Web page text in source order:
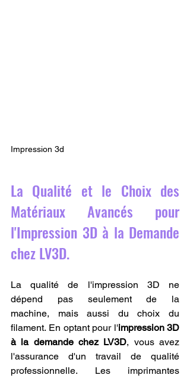
Impression 3d
La Qualité et le Choix des
Matériaux Avancés pour
l'Impression 3D à la Demande
chez LV3D.
La qualité de l'impression 3D ne
dépend pas seulement de la
machine, mais aussi du choix du
filament. En optant pour l'impression 3D
à la demande chez LV3D, vous avez
l'assurance d'un travail de qualité
professionnelle. Les imprimantes